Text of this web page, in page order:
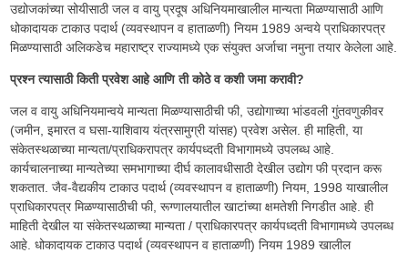
उद्योजकांच्या सोयीसाठी जल व वायु प्रदूष अधिनियमाखालील मान्यता मिळण्यासाठी आणि
धोकादायक टाकाउ पदार्थ (व्यवस्थापन व हाताळणी) नियम 1989 अन्वये प्राधिकारपत्र
मिळण्यासाठी अलिकडेच महाराष्ट्र राज्यामध्ये एक संयुक्त अर्जाचा नमुना तयार केलेला आहे.
प्रश्न त्यासाठी किती प्रवेश आहे आणि ती कोठे व कशी जमा करावी?
जल व वायु अधिनियमान्वये मान्यता मिळण्यासाठीची फी, उद्योगाच्या भांडवली गुंतवणुकीवर
(जमीन, इमारत व घसा-याशिवाय यंत्रसामुग्री यांसह) प्रवेश असेल. ही माहिती, या
संकेतस्थळाच्या मान्यता/प्राधिकरापत्र कार्यपध्दती विभागामध्ये उपलब्ध आहे.
कार्यचालनाच्या मान्यतेच्या समभागाच्या दीर्घ कालावधीसाठी देखील उद्योग फी प्रदान करू
शकतात. जैव-वैद्यकीय टाकाउ पदार्थ (व्यवस्थापन व हाताळणी) नियम, 1998 याखालील
प्राधिकारपत्र मिळण्यासाठीची फी, रूग्णालयातील खाटांच्या क्षमतेशी निगडीत आहे. ही
माहिती देखील या संकेतस्थळाच्या मान्यता / प्राधिकारपत्र कार्यपध्दती विभागामध्ये उपलब्ध
आहे. धोकादायक टाकाउ पदार्थ (व्यवस्थापन व हाताळणी) नियम 1989 खालील